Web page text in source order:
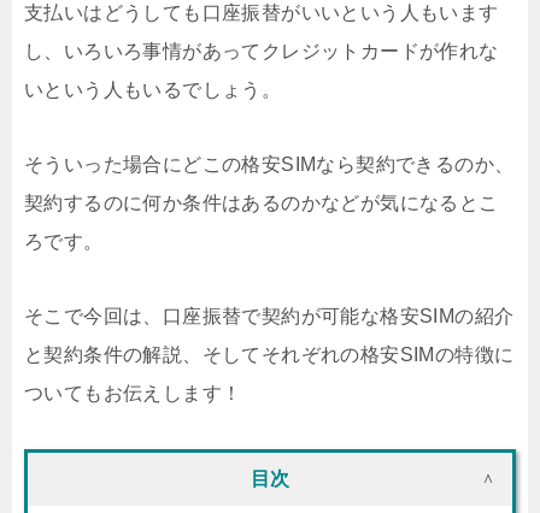
支払いはどうしても口座振替がいいという人もいます
し、いろいろ事情があってクレジットカードが作れな
いという人もいるでしょう。
そういった場合にどこの格安SIMなら契約できるのか、
契約するのに何か条件はあるのかなどが気になるとこ
ろです。
そこで今回は、口座振替で契約が可能な格安SIMの紹介
と契約条件の解説、そしてそれぞれの格安SIMの特徴に
ついてもお伝えします！
目次